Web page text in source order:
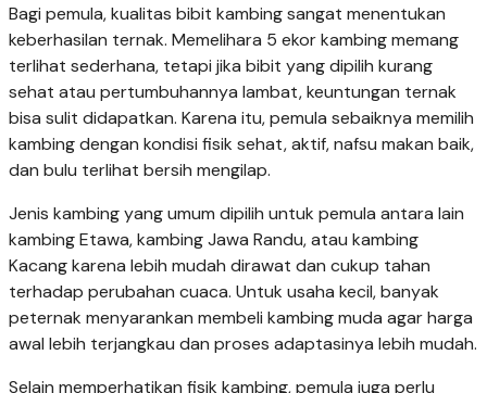
Bagi pemula, kualitas bibit kambing sangat menentukan
keberhasilan ternak. Memelihara 5 ekor kambing memang
terlihat sederhana, tetapi jika bibit yang dipilih kurang
sehat atau pertumbuhannya lambat, keuntungan ternak
bisa sulit didapatkan. Karena itu, pemula sebaiknya memilih
kambing dengan kondisi fisik sehat, aktif, nafsu makan baik,
dan bulu terlihat bersih mengilap.
Jenis kambing yang umum dipilih untuk pemula antara lain
kambing Etawa, kambing Jawa Randu, atau kambing
Kacang karena lebih mudah dirawat dan cukup tahan
terhadap perubahan cuaca. Untuk usaha kecil, banyak
peternak menyarankan membeli kambing muda agar harga
awal lebih terjangkau dan proses adaptasinya lebih mudah.
Selain memperhatikan fisik kambing, pemula juga perlu